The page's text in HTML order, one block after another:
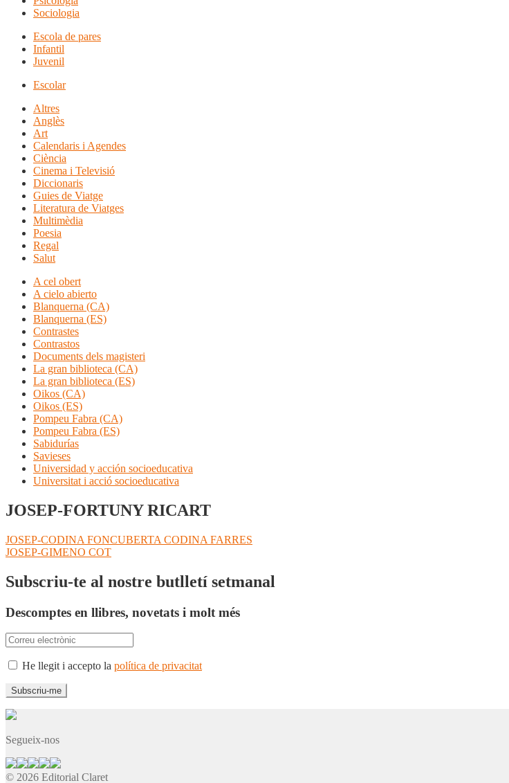
Sociologia
Escola de pares
Infantil
Juvenil
Escolar
Altres
Anglès
Art
Calendaris i Agendes
Ciència
Cinema i Televisió
Diccionaris
Guies de Viatge
Literatura de Viatges
Multimèdia
Poesia
Regal
Salut
A cel obert
A cielo abierto
Blanquerna (CA)
Blanquerna (ES)
Contrastes
Contrastos
Documents dels magisteri
La gran biblioteca (CA)
La gran biblioteca (ES)
Oikos (CA)
Oikos (ES)
Pompeu Fabra (CA)
Pompeu Fabra (ES)
Sabidurías
Savieses
Universidad y acción socioeducativa
Universitat i acció socioeducativa
JOSEP-FORTUNY RICART
Navegació
d'entrades
Entrada
anterior:
JOSEP-CODINA FONCUBERTA CODINA FARRES
Pròxima
JOSEP-GIMENO COT
Subscriu-te al nostre butlletí setmanal
Descomptes en llibres, novetats i molt més
He llegit i accepto la política de privacitat
Segueix-nos
© 2026 Editorial Claret